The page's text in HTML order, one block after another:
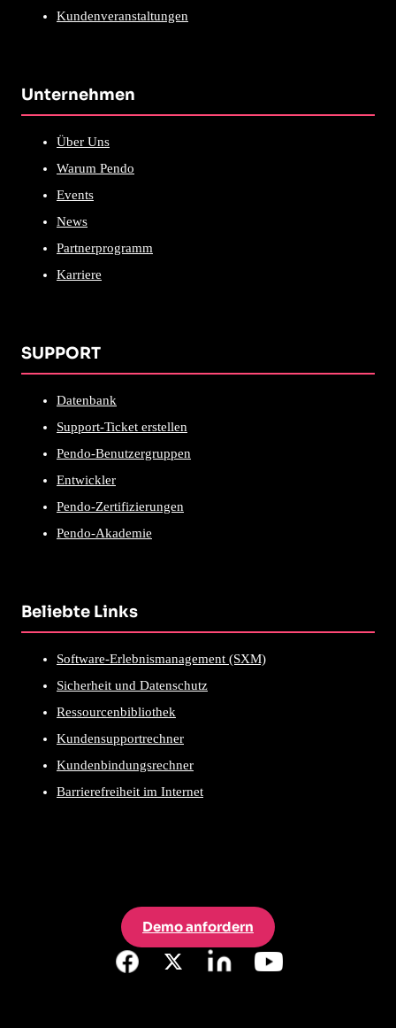
Kundenveranstaltungen
Unternehmen
Über Uns
Warum Pendo
Events
News
Partnerprogramm
Karriere
SUPPORT
Datenbank
Support-Ticket erstellen
Pendo-Benutzergruppen
Entwickler
Pendo-Zertifizierungen
Pendo-Akademie
Beliebte Links
Software-Erlebnismanagement (SXM)
Sicherheit und Datenschutz
Ressourcenbibliothek
Kundensupportrechner
Kundenbindungsrechner
Barrierefreiheit im Internet
Demo anfordern